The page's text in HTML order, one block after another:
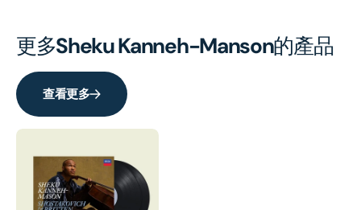
更多Sheku Kanneh-Manson的產品
查看更多